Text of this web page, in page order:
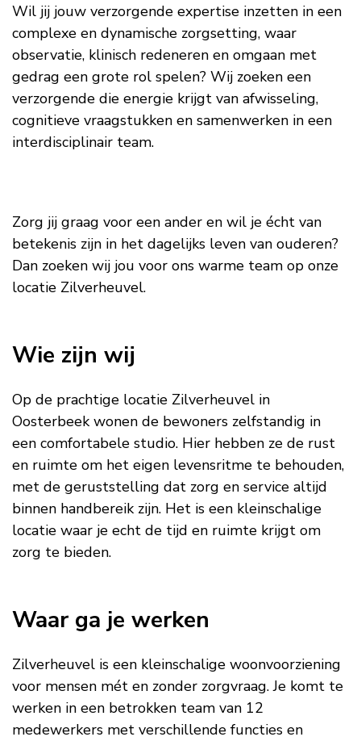
Wil jij jouw verzorgende expertise inzetten in een
complexe en dynamische zorgsetting, waar
observatie, klinisch redeneren en omgaan met
gedrag een grote rol spelen? Wij zoeken een
verzorgende die energie krijgt van afwisseling,
cognitieve vraagstukken en samenwerken in een
interdisciplinair team.
Zorg jij graag voor een ander en wil je écht van
betekenis zijn in het dagelijks leven van ouderen?
Dan zoeken wij jou voor ons warme team op onze
locatie Zilverheuvel.
Wie zijn wij
Op de prachtige locatie Zilverheuvel in
Oosterbeek wonen de bewoners zelfstandig in
een comfortabele studio. Hier hebben ze de rust
en ruimte om het eigen levensritme te behouden,
met de geruststelling dat zorg en service altijd
binnen handbereik zijn. Het is een kleinschalige
locatie waar je echt de tijd en ruimte krijgt om
zorg te bieden.
Waar ga je werken
Zilverheuvel is een kleinschalige woonvoorziening
voor mensen mét en zonder zorgvraag. Je komt te
werken in een betrokken team van 12
medewerkers met verschillende functies en